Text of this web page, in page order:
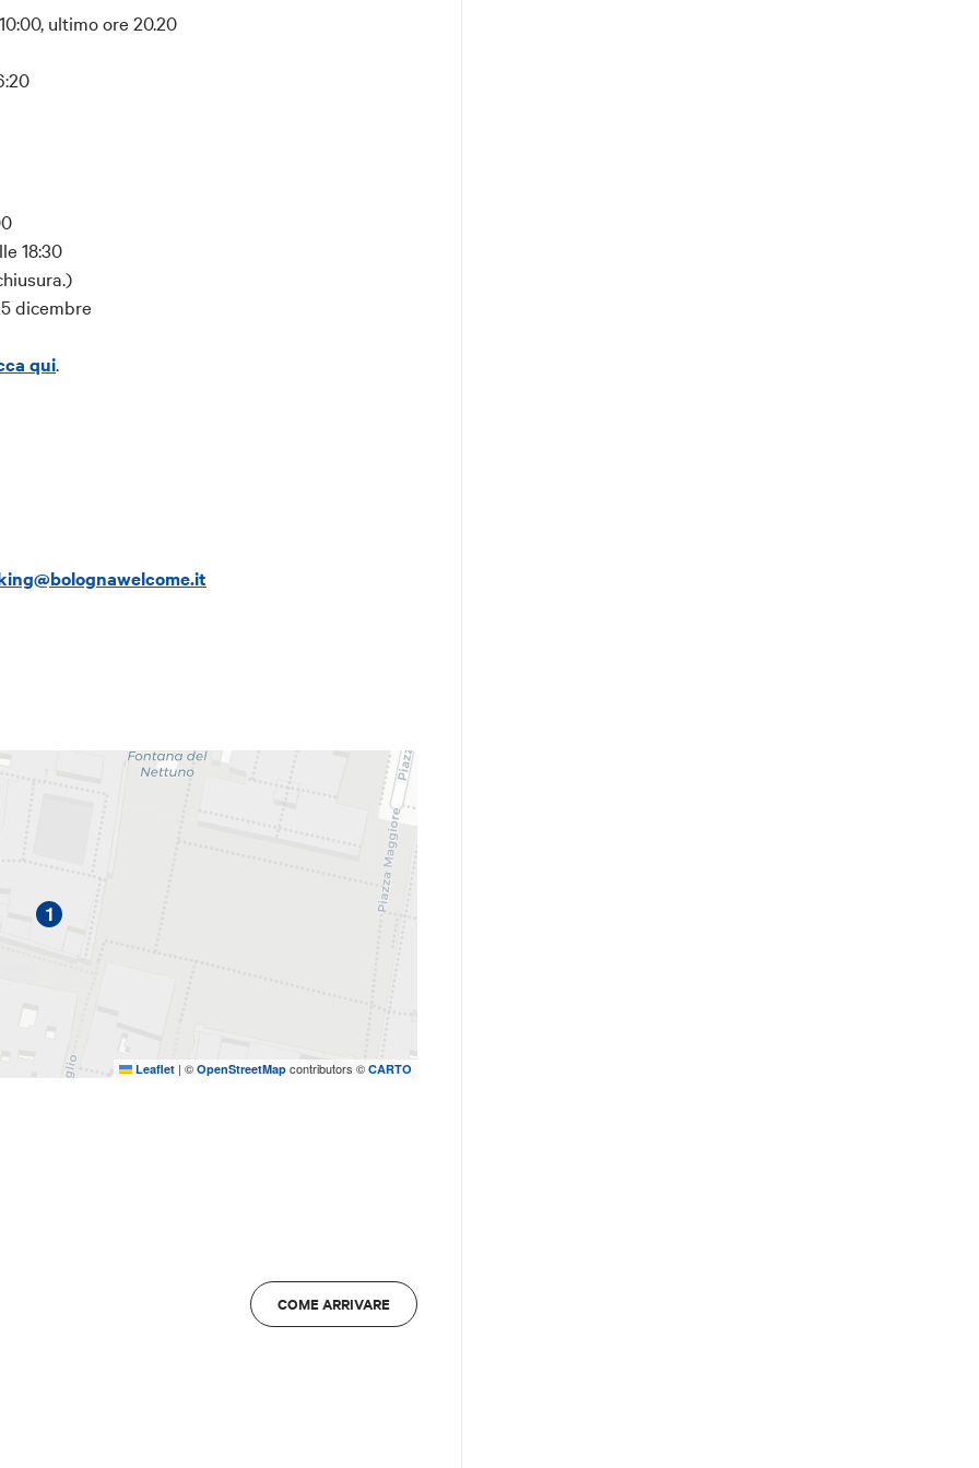
sarà chiuso. L'accesso alla Torre avverrà da un
prenotazione possibili fino a 24 ore prima
minuti prima dell’orario selezionato.
sarà necessario utilizzare il proprio
un accompagnatore maggiorenne.
con tacchi alti o a piedi scalzi.
sette giorni per utilizzare il tuo ingresso.
dovranno utilizzare la card per accedere alle
sommitale.
ultimo ore 20.20
18:30
dicembre
qui.
1
Leaflet | ©OpenStreetMap contributors ©CARTO
COME ARRIVARE